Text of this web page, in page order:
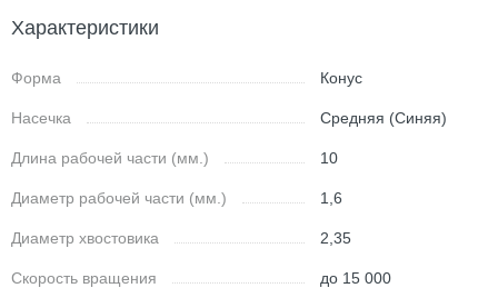
Характеристики
Форма Конус
Насечка Средняя (Синяя)
Длина рабочей части (мм.) 10
Диаметр рабочей части (мм.) 1,6
Диаметр хвостовика 2,35
Скорость вращения до 15 000